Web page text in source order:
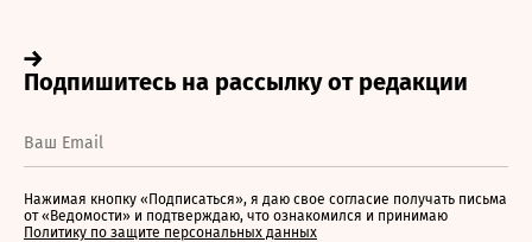
Нажимая кнопку «Подписаться», я даю свое согласие получать письма
от «Ведомости» и подтверждаю, что ознакомился и принимаю
Политику по защите персональных данных